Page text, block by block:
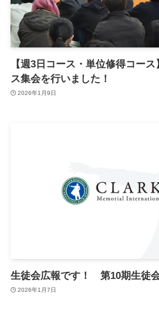
【週3日コース・単位修得コー
ス集会を行いました！
2026年1月9日
生徒会広報です！ 第10期生徒
2026年1月7日